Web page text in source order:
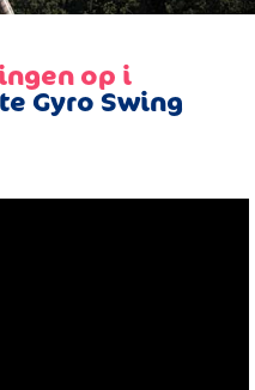
op i
Gyro Swing